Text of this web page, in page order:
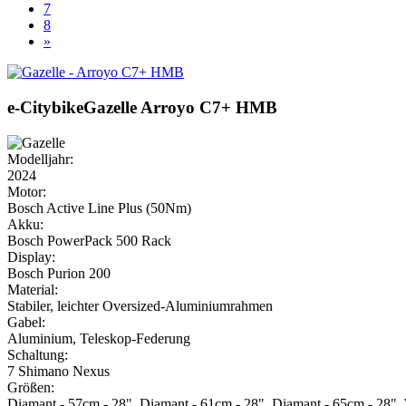
7
8
»
e-CitybikeGazelle Arroyo C7+ HMB
Modelljahr:
2024
Motor:
Bosch Active Line Plus (50Nm)
Akku:
Bosch PowerPack 500 Rack
Display:
Bosch Purion 200
Material:
Stabiler, leichter Oversized-Aluminiumrahmen
Gabel:
Aluminium, Teleskop-Federung
Schaltung:
7 Shimano Nexus
Größen: